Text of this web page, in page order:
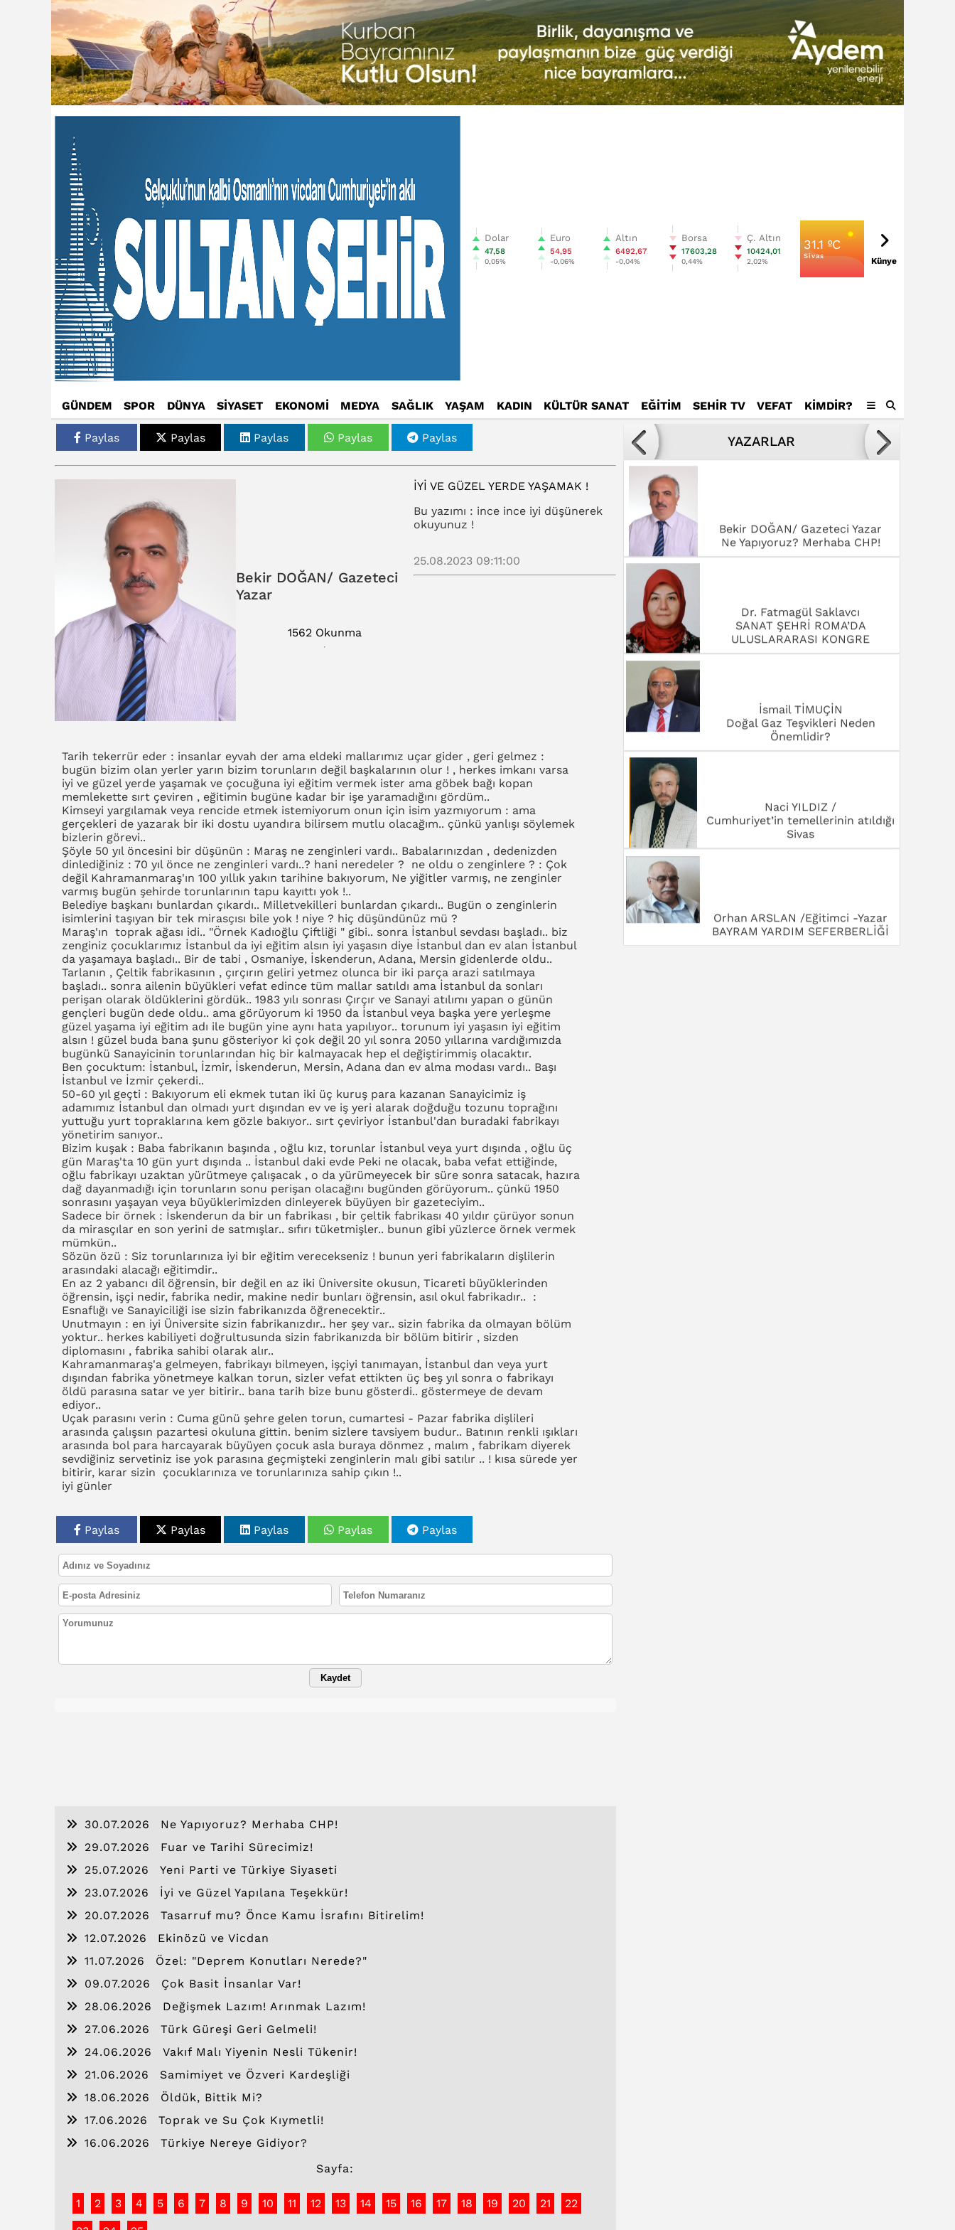
Dolar
47,58
0,05%
Euro
54,95
-0,06%
Altın
6492,67
-0,04%
Borsa
17603,28
0,44%
Ç. Altın
10424,01
2,02%
31.1 ºC
Sivas
Künye
GÜNDEM SPOR DÜNYA SİYASET EKONOMİ MEDYA SAĞLIK YAŞAM KADIN KÜLTÜR SANAT EĞİTİM SEHİR TV VEFAT KIMDIR?
Paylas Paylas Paylas Paylas Paylas
Bekir DOĞAN/ Gazeteci
Yazar
1562 Okunma
İYI VE GÜZEL YERDE YAŞAMAK !
Bu yazımı : ince ince iyi düşünerek
okuyunuz !
25.08.2023 09:11:00
Tarih tekerrür eder : insanlar eyvah der ama eldeki mallarımız uçar gider , geri gelmez :
bugün bizim olan yerler yarın bizim torunların değil başkalarının olur ! , herkes imkanı varsa
iyi ve güzel yerde yaşamak ve çocuğuna iyi eğitim vermek ister ama göbek bağı kopan
memlekette sırt çeviren , eğitimin bugüne kadar bir işe yaramadığını gördüm..
Kimseyi yargılamak veya rencide etmek istemiyorum onun için isim yazmıyorum : ama
gerçekleri de yazarak bir iki dostu uyandıra bilirsem mutlu olacağım.. çünkü yanlışı söylemek
bizlerin görevi..
Şöyle 50 yıl öncesini bir düşünün : Maraş ne zenginleri vardı.. Babalarınızdan , dedenizden
dinlediğiniz : 70 yıl önce ne zenginleri vardı..? hani neredeler ? ne oldu o zenginlere ? : Çok
değil Kahramanmaraş'ın 100 yıllık yakın tarihine bakıyorum, Ne yiğitler varmış, ne zenginler
varmış bugün şehirde torunlarının tapu kayıttı yok !..
Belediye başkanı bunlardan çıkardı.. Milletvekilleri bunlardan çıkardı.. Bugün o zenginlerin
isimlerini taşıyan bir tek mirasçısı bile yok ! niye ? hiç düşündünüz mü ?
Maraş'ın toprak ağası idi.. "Örnek Kadıoğlu Çiftliği " gibi.. sonra İstanbul sevdası başladı.. biz
zenginiz çocuklarımız İstanbul da iyi eğitim alsın iyi yaşasın diye İstanbul dan ev alan İstanbul
da yaşamaya başladı.. Bir de tabi , Osmaniye, İskenderun, Adana, Mersin gidenlerde oldu..
Tarlanın , Çeltik fabrikasının , çırçırın geliri yetmez olunca bir iki parça arazi satılmaya
başladı.. sonra ailenin büyükleri vefat edince tüm mallar satıldı ama İstanbul da sonları
perişan olarak öldüklerini gördük.. 1983 yılı sonrası Çırçır ve Sanayi atılımı yapan o günün
gençleri bugün dede oldu.. ama görüyorum ki 1950 da İstanbul veya başka yere yerleşme
güzel yaşama iyi eğitim adı ile bugün yine aynı hata yapılıyor.. torunum iyi yaşasın iyi eğitim
alsın ! güzel buda bana şunu gösteriyor ki çok değil 20 yıl sonra 2050 yıllarına vardığımızda
bugünkü Sanayicinin torunlarından hiç bir kalmayacak hep el değiştirimmiş olacaktır.
Ben çocuktum: İstanbul, İzmir, İskenderun, Mersin, Adana dan ev alma modası vardı.. Başı
İstanbul ve İzmir çekerdi..
50-60 yıl geçti : Bakıyorum eli ekmek tutan iki üç kuruş para kazanan Sanayicimiz iş
adamımız İstanbul dan olmadı yurt dışından ev ve iş yeri alarak doğduğu tozunu toprağını
yuttuğu yurt topraklarına kem gözle bakıyor.. sırt çeviriyor İstanbul'dan buradaki fabrikayı
yönetirim sanıyor..
Bizim kuşak : Baba fabrikanın başında , oğlu kız, torunlar İstanbul veya yurt dışında , oğlu üç
gün Maraş'ta 10 gün yurt dışında .. İstanbul daki evde Peki ne olacak, baba vefat ettiğinde,
oğlu fabrikayı uzaktan yürütmeye çalışacak , o da yürümeyecek bir süre sonra satacak, hazıra
dağ dayanmadığı için torunların sonu perişan olacağını bugünden görüyorum.. çünkü 1950
sonrasını yaşayan veya büyüklerimizden dinleyerek büyüyen bir gazeteciyim..
Sadece bir örnek : İskenderun da bir un fabrikası , bir çeltik fabrikası 40 yıldır çürüyor sonun
da mirasçılar en son yerini de satmışlar.. sıfırı tüketmişler.. bunun gibi yüzlerce örnek vermek
mümkün..
Sözün özü : Siz torunlarınıza iyi bir eğitim verecekseniz ! bunun yeri fabrikaların dişlilerin
arasındaki alacağı eğitimdir..
En az 2 yabancı dil öğrensin, bir değil en az iki Üniversite okusun, Ticareti büyüklerinden
öğrensin, işçi nedir, fabrika nedir, makine nedir bunları öğrensin, asıl okul fabrikadır.. :
Esnaflığı ve Sanayiciliği ise sizin fabrikanızda öğrenecektir..
Unutmayın : en iyi Üniversite sizin fabrikanızdır.. her şey var.. sizin fabrika da olmayan bölüm
yoktur.. herkes kabiliyeti doğrultusunda sizin fabrikanızda bir bölüm bitirir , sizden
diplomasını , fabrika sahibi olarak alır..
Kahramanmaraş'a gelmeyen, fabrikayı bilmeyen, işçiyi tanımayan, İstanbul dan veya yurt
dışından fabrika yönetmeye kalkan torun, sizler vefat ettikten üç beş yıl sonra o fabrikayı
öldü parasına satar ve yer bitirir.. bana tarih bize bunu gösterdi.. göstermeye de devam
ediyor..
Uçak parasını verin : Cuma günü şehre gelen torun, cumartesi - Pazar fabrika dişlileri
arasında çalışsın pazartesi okuluna gittin. benim sizlere tavsiyem budur.. Batının renkli ışıkları
arasında bol para harcayarak büyüyen çocuk asla buraya dönmez , malım , fabrikam diyerek
sevdiğiniz servetiniz ise yok parasına geçmişteki zenginlerin malı gibi satılır .. ! kısa sürede yer
bitirir, karar sizin çocuklarınıza ve torunlarınıza sahip çıkın !..
iyi günler
Paylas Paylas Paylas Paylas Paylas
Kaydet
30.07.2026
Ne Yapıyoruz? Merhaba CHP!
29.07.2026
Fuar ve Tarihi Sürecimiz!
25.07.2026
Yeni Parti ve Türkiye Siyaseti
23.07.2026
İyi ve Güzel Yapılana Teşekkür!
20.07.2026
Tasarruf mu? Önce Kamu İsrafını Bitirelim!
12.07.2026
Ekinözü ve Vicdan
11.07.2026
Özel: "Deprem Konutları Nerede?"
09.07.2026
Çok Basit İnsanlar Var!
28.06.2026
Değişmek Lazım! Arınmak Lazım!
27.06.2026
Türk Güreşi Geri Gelmeli!
24.06.2026
Vakıf Malı Yiyenin Nesli Tükenir!
21.06.2026
Samimiyet ve Özveri Kardeşliği
18.06.2026
Öldük, Bittik Mi?
17.06.2026
Toprak ve Su Çok Kıymetli!
16.06.2026
Türkiye Nereye Gidiyor?
Sayfa:
1 2 3 4 5 6 7 8 9 10 11 12 13 14 15 16 17 18 19 20 21 22
YAZARLAR
Avukat Mustafa Tamer
Kötülükler ve kötüler karşısında
yenilmek,
Bekir DOĞAN/ Gazeteci Yazar
Ne Yapıyoruz? Merhaba CHP!
Dr. Fatmagül Saklavcı
SANAT ŞEHRİ ROMA’DA
ULUSLARARASI KONGRE
İsmail TİMUÇİN
Doğal Gaz Teşvikleri Neden
Önemlidir?
Naci YILDIZ /
Cumhuriyet’in temellerinin atıldığı
Sivas
Orhan ARSLAN /Eğitimci -Yazar
BAYRAM YARDIM SEFERBERLİĞİ